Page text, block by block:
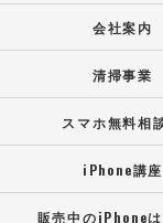
会社案内
清掃事業
スマホ無料相
iPhone講座
販売中のiPhone